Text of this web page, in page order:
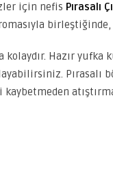
için nefis Pırasalı
kolaydır. Hazır
Pırasalı